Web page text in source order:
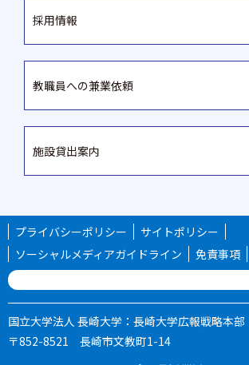
採用情報
教職員への兼業依頼
施設貸出案内
プライバシーポリシー
サイトポリシー
ソーシャルメディアガイドライン
免責事項
国立大学法人 長崎大学：長崎大学広報戦略本部
〒852-8521 長崎市文教町1-14